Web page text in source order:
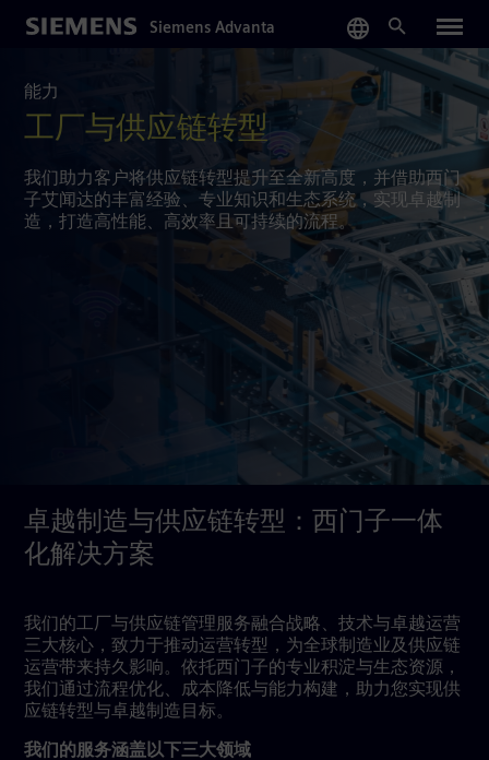
content
Siemens Advanta
能力
工厂与供应链转型
我们助力客户将供应链转型提升至全新高度，并借助西门
子艾闻达的丰富经验、专业知识和生态系统，实现卓越制
造，打造高性能、高效率且可持续的流程。
卓越制造与供应链转型：西门子一体
化解决方案
我们的工厂与供应链管理服务融合战略、技术与卓越运营
三大核心，致力于推动运营转型，为全球制造业及供应链
运营带来持久影响。依托西门子的专业积淀与生态资源，
我们通过流程优化、成本降低与能力构建，助力您实现供
应链转型与卓越制造目标。
我们的服务涵盖以下三大领域